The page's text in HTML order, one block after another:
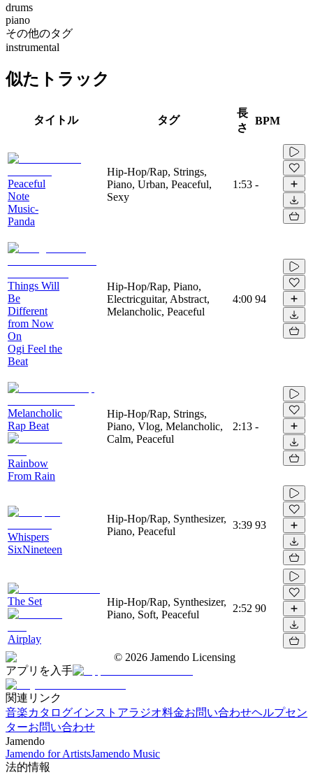
drums
piano
その他のタグ
instrumental
似たトラック
タイトル タグ
長
さ
BPM
Peaceful
Note
Music-
Panda
Hip-Hop/Rap, Strings,
Piano, Urban, Peaceful,
Sexy
1:53 -
Things Will
Be
Different
from Now
On
Ogi Feel the
Beat
Hip-Hop/Rap, Piano,
Electricguitar, Abstract,
Melancholic, Peaceful
4:00 94
Melancholic
Rap Beat
Rainbow
From Rain
Hip-Hop/Rap, Strings,
Piano, Vlog, Melancholic,
Calm, Peaceful
2:13 -
Whispers
SixNineteen
Hip-Hop/Rap, Synthesizer,
Piano, Peaceful
3:39 93
The Set
Airplay
Hip-Hop/Rap, Synthesizer,
Piano, Soft, Peaceful
2:52 90
© 2026 Jamendo Licensing
アプリを入手
関連リンク
音楽カタログインストアラジオ料金お問い合わせヘルプセン
ターお問い合わせ
Jamendo
Jamendo for ArtistsJamendo Music
法的情報